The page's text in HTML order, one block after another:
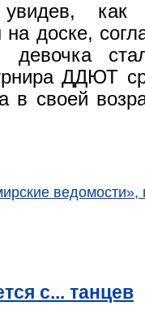
доске,
девочка
ДДЮТ
в своей
ведомости»,
с... танцев